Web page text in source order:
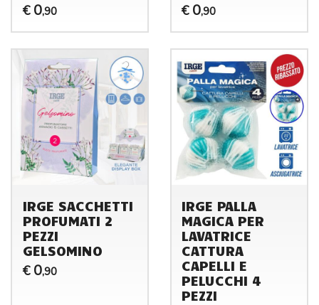
€ 0,90
€ 0,90
IRGE SACCHETTI
PROFUMATI 2
PEZZI
GELSOMINO
€ 0,90
IRGE PALLA
MAGICA PER
LAVATRICE
CATTURA
CAPELLI E
PELUCCHI 4
PEZZI